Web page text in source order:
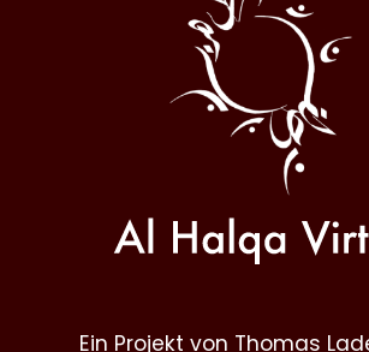
Ein Projekt von Thomas